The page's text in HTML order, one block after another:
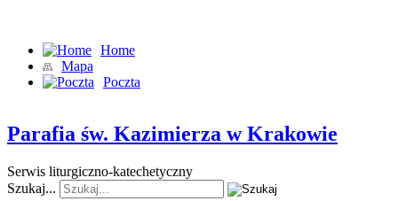
Home
Mapa
Poczta
Parafia św. Kazimierza w Krakowie
Serwis liturgiczno-katechetyczny
Szukaj...